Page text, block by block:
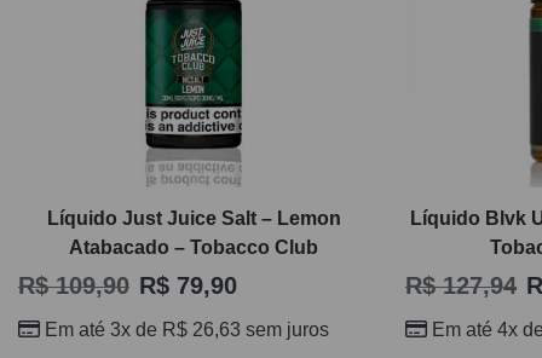
Líquido Just Juice Salt – Lemon
Atabacado – Tobacco Club
R$109,90 R$ 79,90
Em até 3x de R$ 26,63 sem juros
Líquido Blvk
R$127,94
Em até 4x